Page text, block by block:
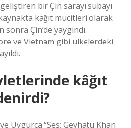
bir Çin sarayı subayı
kağıt mucitleri olarak
Çin’de yaygındı.
ve Vietnam gibi ülkelerdeki
kâğıt
Uygurca “Ses; Geyhatu Khan